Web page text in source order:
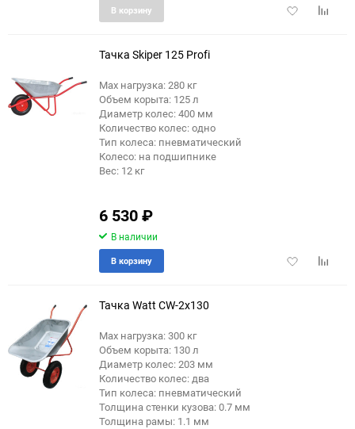
Добавить
В корзину
Тачка Skiper 125 Profi
Max нагрузка: 280 кг
Объем корыта: 125 л
Диаметр колес: 400 мм
Количество колес: одно
Тип колеса: пневматический
Колесо: на подшипнике
Вес: 12 кг
6 530₽
В наличии
Добавить
В корзину
Тачка Watt CW-2x130
Max нагрузка: 300 кг
Объем корыта: 130 л
Диаметр колес: 203 мм
Количество колес: два
Тип колеса: пневматический
Толщина стенки кузова: 0.7 мм
Толщина рамы: 1.1 мм